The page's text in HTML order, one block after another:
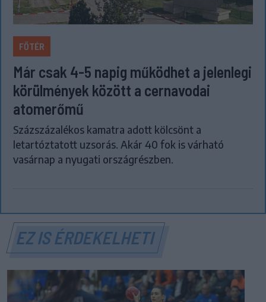
FŐTÉR
Már csak 4-5 napig működhet a jelenlegi
körülmények között a cernavodai
atomerőmű
Százszázalékos kamatra adott kölcsönt a
letartóztatott uzsorás. Akár 40 fok is várható
vasárnap a nyugati országrészben.
EZ IS ÉRDEKELHETI